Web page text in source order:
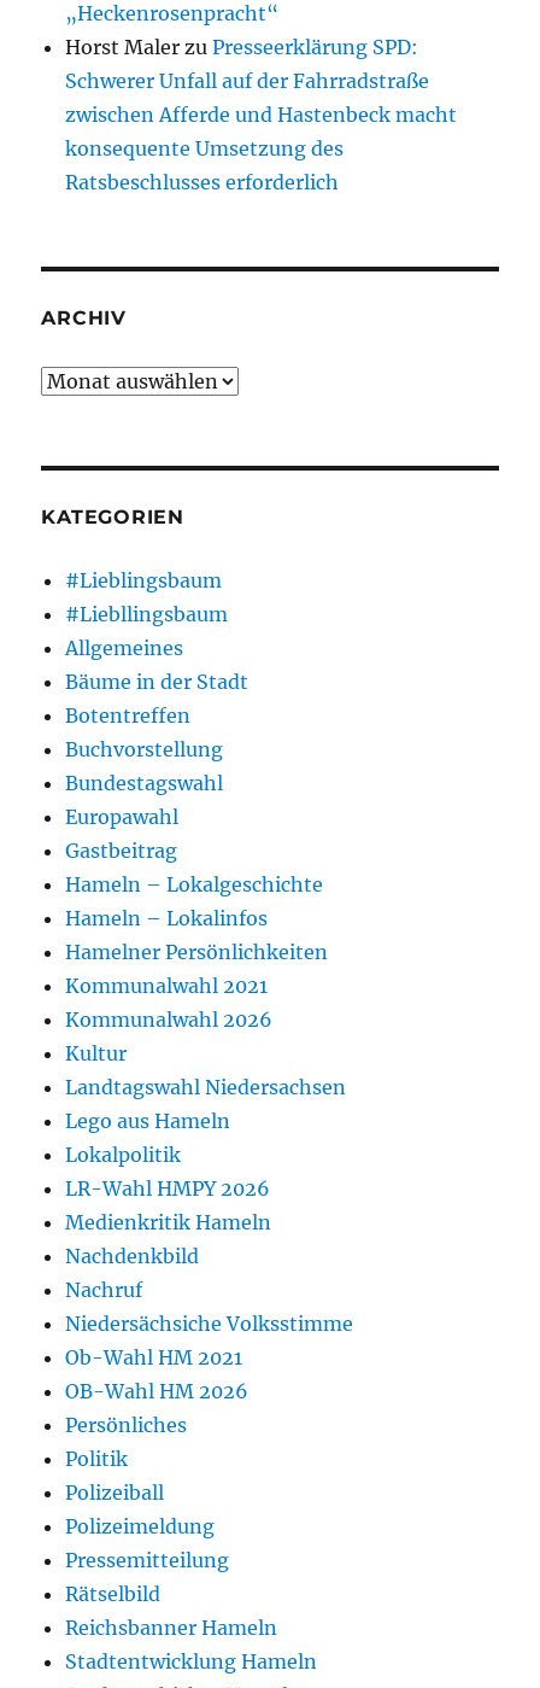
„Heckenrosenpracht“
Horst Maler zuPresseerklärung SPD:
Schwerer Unfall auf der Fahrradstraße
zwischen Afferde und Hastenbeck macht
konsequente Umsetzung des
Ratsbeschlusses erforderlich
ARCHIV
Archiv
KATEGORIEN
#Lieblingsbaum
#Liebllingsbaum
Allgemeines
Bäume in der Stadt
Botentreffen
Buchvorstellung
Bundestagswahl
Europawahl
Gastbeitrag
Hameln – Lokalgeschichte
Hameln – Lokalinfos
Hamelner Persönlichkeiten
Kommunalwahl 2021
Kommunalwahl 2026
Kultur
Landtagswahl Niedersachsen
Lego aus Hameln
Lokalpolitik
LR-Wahl HMPY 2026
Medienkritik Hameln
Nachdenkbild
Nachruf
Niedersächsiche Volksstimme
Ob-Wahl HM 2021
OB-Wahl HM 2026
Persönliches
Politik
Polizeiball
Polizeimeldung
Pressemitteilung
Rätselbild
Reichsbanner Hameln
Stadtentwicklung Hameln